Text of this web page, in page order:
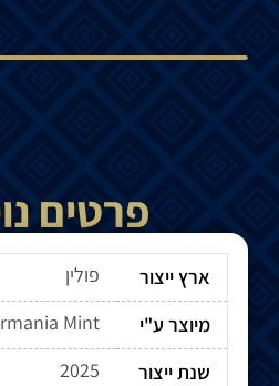
פרטים
ארץ ייצור
פולין
מיוצר ע"י
Mint
שנת ייצור
2025